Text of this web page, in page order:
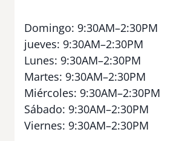
Domingo: 9:30AM–2:30PM
jueves: 9:30AM–2:30PM
Lunes: 9:30AM–2:30PM
Martes: 9:30AM–2:30PM
Miércoles: 9:30AM–2:30PM
Sábado: 9:30AM–2:30PM
Viernes: 9:30AM–2:30PM